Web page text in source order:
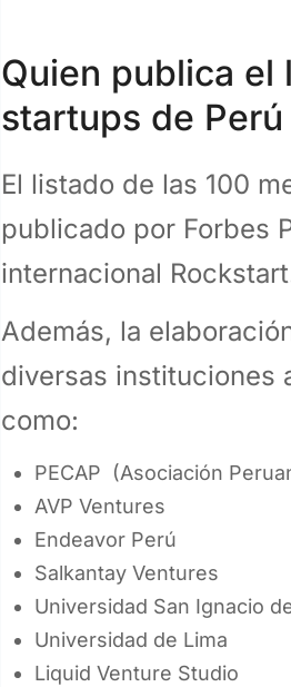
Quien publica el
startups de
El listado de las 100
publicado por Forbes
internacional
Además, la
diversas instituciones
como:
PECAP (Asociación
AVP Ventures
Endeavor Perú
Salkantay Ventures
Universidad San Ignacio
Universidad de Lima
Liquid Venture Studio